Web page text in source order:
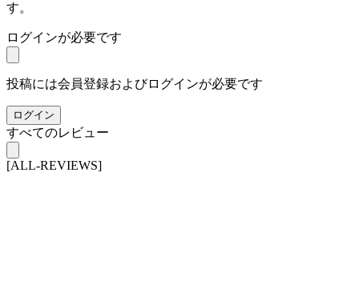
す。
ログインが必要です
投稿には会員登録およびログインが必要です
ログイン
すべてのレビュー
[ALL-REVIEWS]